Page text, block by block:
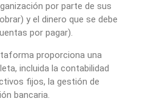
por parte de sus
y el dinero que se debe
por pagar).
proporciona una
incluida la contabilidad
fijos, la gestión de
bancaria.